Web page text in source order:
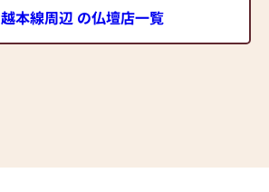
本線周辺 の仏壇店一覧